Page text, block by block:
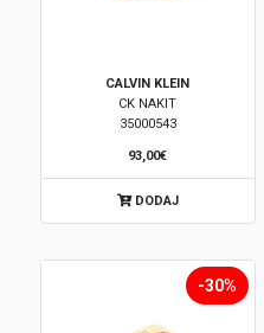
CALVIN KLEIN
CK NAKIT
35000543
93,00€
DODAJ
-30%